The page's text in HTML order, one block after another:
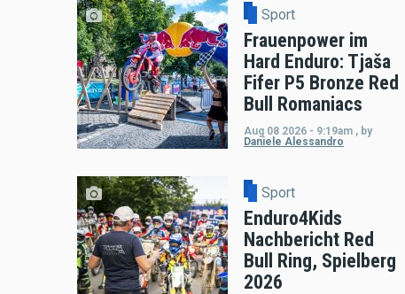
Sport
Frauenpower im
Hard Enduro: Tjaša
Fifer P5 Bronze Red
Bull Romaniacs
Aug 08 2026 - 9:19am , by
Daniele Alessandro
Sport
Enduro4Kids
Nachbericht Red
Bull Ring, Spielberg
2026